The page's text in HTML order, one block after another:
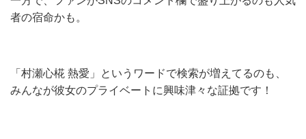
者の宿命かも。
「村瀬心椛 熱愛」というワードで検索が増えてるのも、
みんなが彼女のプライベートに興味津々な証拠です！